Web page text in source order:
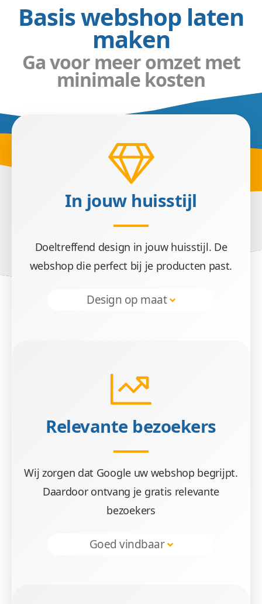
Basis webshop laten
maken
Ga voor meer omzet met
minimale kosten
In jouw huisstijl
Doeltreffend design in jouw huisstijl. De
webshop die perfect bij je producten past.
Design op maat
Relevante bezoekers
Wij zorgen dat Google uw webshop begrijpt.
Daardoor ontvang je gratis relevante
bezoekers
Goed vindbaar
Wij zijn er voor je. Bestel je webshop en wij
Onze basis webshops zijn tijdelijk in prijs